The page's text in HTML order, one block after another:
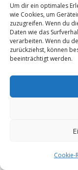
Um dir ein optimales
wie Cookies, um
zuzugreifen. Wenn du
Daten wie das
verarbeiten. Wenn du
zurückziehst, können
beeinträchtigt werden.
Cookie-
Hainburg
Schöneck
Neuberg
Offenbach
Offenbach
Hammersbach